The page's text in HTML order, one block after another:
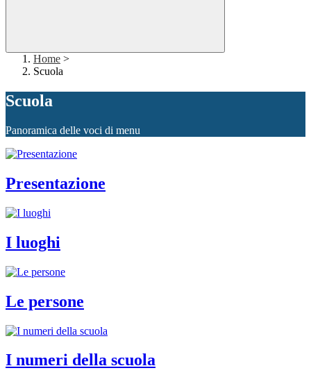
Home >
Scuola
Scuola
Panoramica delle voci di menu
Presentazione
I luoghi
Le persone
I numeri della scuola